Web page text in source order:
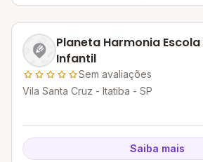
Planeta Harmonia
Infantil
Sem avaliações
Vila Santa Cruz - Itatiba - SP
Saiba mais